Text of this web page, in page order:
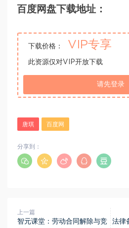
百度网盘下载地址：
下载价格： VIP专享
此资源仅对VIP开放下载
请先登录
唐琪 百度网
分享到：
上一篇
智元课堂：劳动合同解除与竞
法律